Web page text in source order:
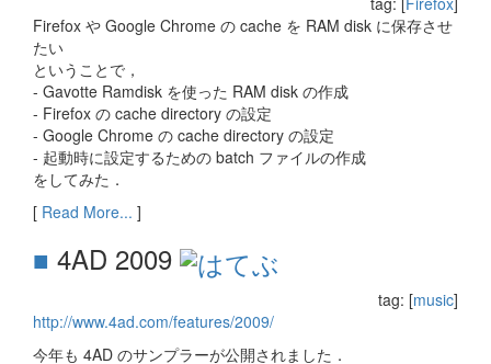
Firefox や Google Chrome の cache を RAM disk に保存させ
たい
ということで，
- Gavotte Ramdisk を使った RAM disk の作成
- Firefox の cache directory の設定
- Google Chrome の cache directory の設定
- 起動時に設定するための batch ファイルの作成
をしてみた．
[ Read More... ]
■ 4AD 2009
tag: [music]
http://www.4ad.com/features/2009/
今年も 4AD のサンプラーが公開されました．